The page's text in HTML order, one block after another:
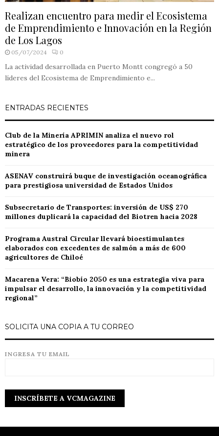
Realizan encuentro para medir el Ecosistema
de Emprendimiento e Innovación en la Región
de Los Lagos
05/07/2024 0
La actividad desarrollada en Puerto Montt congregó a 50
líderes del Ecosistema de Emprendimiento e...
ENTRADAS RECIENTES
Club de la Minería APRIMIN analiza el nuevo rol
estratégico de los proveedores para la competitividad
minera
ASENAV construirá buque de investigación oceanográfica
para prestigiosa universidad de Estados Unidos
Subsecretario de Transportes: inversión de US$ 270
millones duplicará la capacidad del Biotren hacia 2028
Programa Austral Circular llevará bioestimulantes
elaborados con excedentes de salmón a más de 600
agricultores de Chiloé
Macarena Vera: “Biobío 2050 es una estrategia viva para
impulsar el desarrollo, la innovación y la competitividad
regional”
SOLICITA UNA COPIA A TU CORREO
INGRESA TU EMAIL